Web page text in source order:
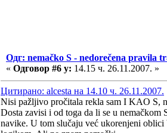
Одг: nemačko S - nedorečena pravila
« Одговор #6 у: 14.15 ч. 26.11.2007. »
Цитирано: alcesta на 14.10 ч. 26.11.2007.
Nisi pažljivo pročitala rekla sam I KAO S,
Dosta zavisi i od toga da li se u nemačkom
navike. U tom slučaju već ukorenjeni